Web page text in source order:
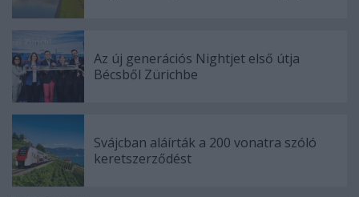
Az új generációs Nightjet első útja
Bécsből Zürichbe
Svájcban aláírták a 200 vonatra szóló
keretszerződést